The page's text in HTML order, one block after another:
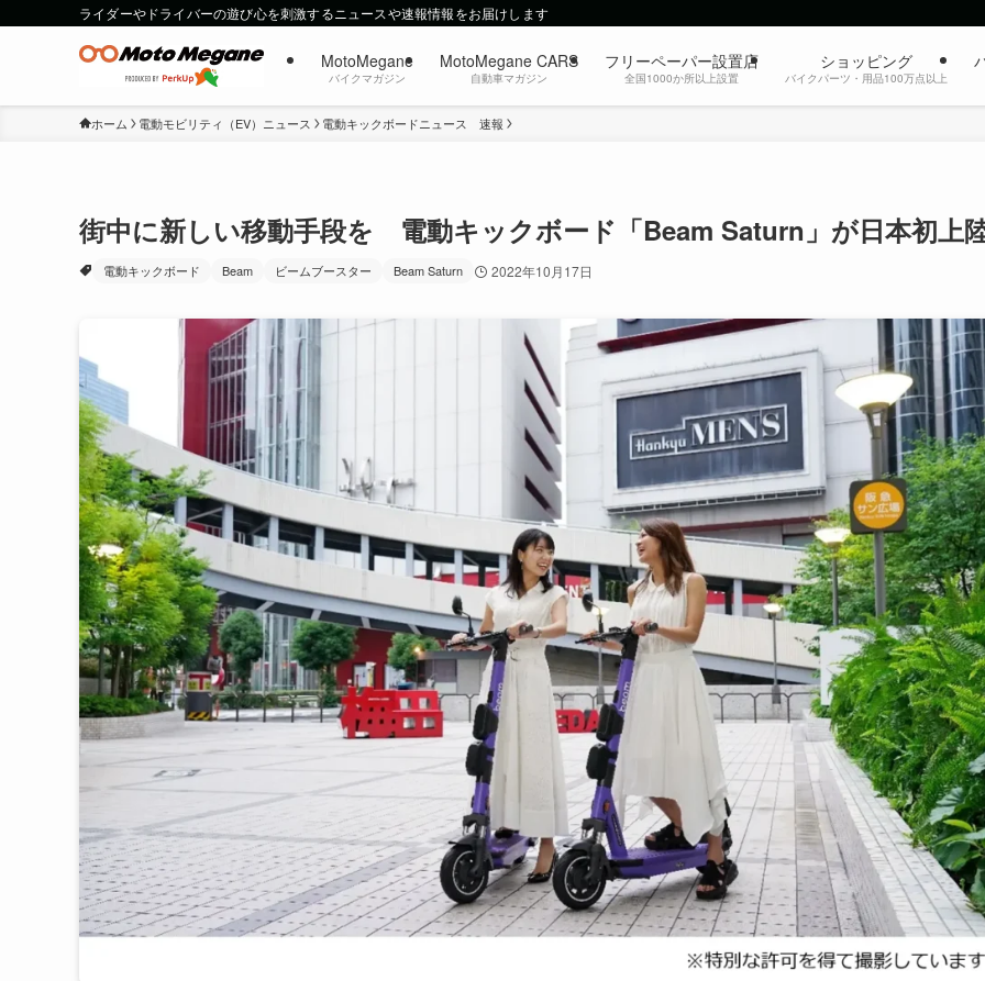
ライダーやドライバーの遊び心を刺激するニュースや速報情報をお届けします
MotoMegane
バイクマガジン
MotoMegane CARS
自動車マガジン
フリーペーパー設置店
全国1000か所以上設置
ショッピング
バイクパーツ・用品100万点以上
ホーム 電動モビリティ（EV）ニュース 電動キックボードニュース 速報
街中に新しい移動手段を 電動キックボード「Beam Saturn」が日本初上
電動キックボード Beam ビームブースター Beam Saturn 2022年10月17日